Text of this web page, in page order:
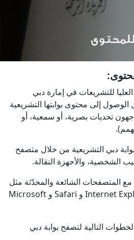
للتشريعات في إمارة دبي
الوصول إلى محتوى بوابتها التشريعية
تحديات بصرية، أو سمعية، أو
دبي التشريعية من خلال متصفح
الشخصية، والأجهزة النقالة.
مع المتصفحات الشائعة والمحدّثة مثل
Google Chrome و Internet Explorer و Safari و Microsoft
التالية لتصفح بوابة دبي